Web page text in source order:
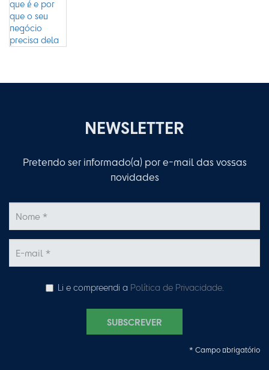
NEWSLETTER
Pretendo ser informado(a) por e-mail das vossas
novidades
Li e compreendi a Política de Privacidade
SUBSCREVER
* Campo obrigatório